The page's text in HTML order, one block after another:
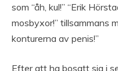
som “åh, kul!” “Erik
mosbyxor!” tillsammans
konturerna av penis!”
Efter att ha bosatt sig i